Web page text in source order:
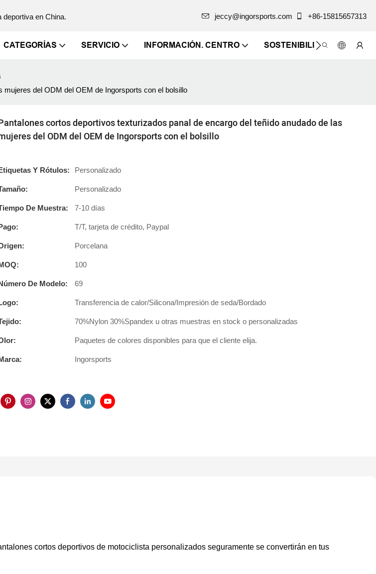
deportiva en China. jeccy@ingorsports.com +86-15815657313
CATEGORÍAS SERVICIO INFORMACIÓN. CENTRO SOSTENIBILIDAD
mujeres del ODM del OEM de Ingorsports con el bolsillo
cortos deportivos texturizados panal de encargo del teñido anudado de las
del ODM del OEM de Ingorsports con el bolsillo
Y Rótulos: Personalizado
Personalizado
De Muestra: 7-10 días
T/T, tarjeta de crédito, Paypal
Porcelana
100
De Modelo: 69
Transferencia de calor/Silicona/Impresión de seda/Bordado
70%Nylon 30%Spandex u otras muestras en stock o personalizadas
Paquetes de colores disponibles para que el cliente elija.
Ingorsports
cortos deportivos de motociclista personalizados seguramente se convertirán en tus